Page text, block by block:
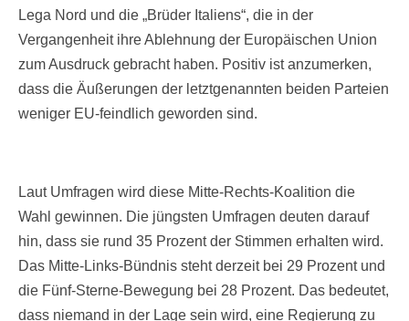
Lega Nord und die „Brüder Italiens“, die in der
Vergangenheit ihre Ablehnung der Europäischen Union
zum Ausdruck gebracht haben. Positiv ist anzumerken,
dass die Äußerungen der letztgenannten beiden Parteien
weniger EU-feindlich geworden sind.
Laut Umfragen wird diese Mitte-Rechts-Koalition die
Wahl gewinnen. Die jüngsten Umfragen deuten darauf
hin, dass sie rund 35 Prozent der Stimmen erhalten wird.
Das Mitte-Links-Bündnis steht derzeit bei 29 Prozent und
die Fünf-Sterne-Bewegung bei 28 Prozent. Das bedeutet,
dass niemand in der Lage sein wird, eine Regierung zu